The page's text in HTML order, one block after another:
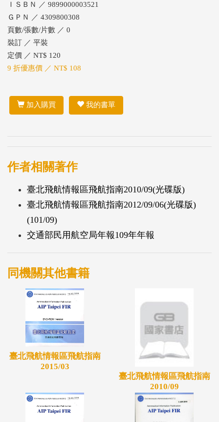
ＩＳＢＮ ／ 9899000003521
ＧＰＮ ／ 4309800308
頁數/張數/片數 ／ 0
裝訂 ／ 平裝
定價 ／ NT$ 120
9 折優惠價 ／ NT$ 108
加入購買 我的書單
作者相關著作
臺北飛航情報區飛航指南2010/09(光碟版)
臺北飛航情報區飛航指南2012/09/06(光碟版)
(101/09)
交通部民用航空局年報109年年報
同機關其他書籍
臺北飛航情報區飛航指南
2015/03
臺北飛航情報區飛航指南
2010/09